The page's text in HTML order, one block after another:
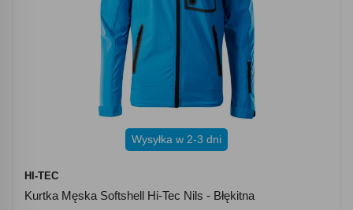
Wysyłka w 2-3 dni
HI-TEC
Kurtka Męska Softshell Hi-Tec Nils - Błękitna